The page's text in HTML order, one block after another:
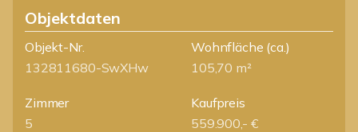
Objektdaten
Objekt-Nr.
132811680-SwXHw
Wohnfläche (ca.)
105,70 m²
Zimmer
5
Kaufpreis
559.900,- €